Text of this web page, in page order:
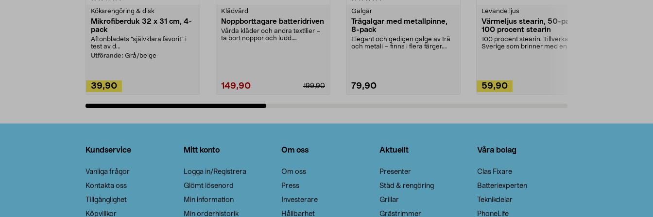
Köksrengöring & disk
Mikrofiberduk 32 x 31 cm, 4-
pack
Aftonbladets "självklara favorit” i
test av d...
Utförande: Grå/beige
39,90
Klädvård
Noppborttagare batteridriven
Vårda kläder och andra textilier –
ta bort noppor och ludd.
199,90
149,90
Galgar
Trägalgar med metallpinne,
8-pack
Elegant och gedigen galge av trä
och metall – finns i flera färger.
79,90
Levande ljus
Värmeljus stearin, 50-pack,
100 procent stearin
100 procent stearin. Tillverkade i
Sverige som brinner med en
59,90
Kundservice
Vanliga frågor
Kontakta oss
Tillgänglighet
Köpvillkor
Mitt konto
Logga in/Registrera
Glömt lösenord
Min information
Min orderhistorik
Om oss
Om oss
Press
Investerare
Hållbarhet
Aktuellt
Presenter
Städ & rengöring
Grillar
Grästrimmer
Våra bolag
Clas Fixare
Batteriexperten
Teknikdelar
PhoneLife